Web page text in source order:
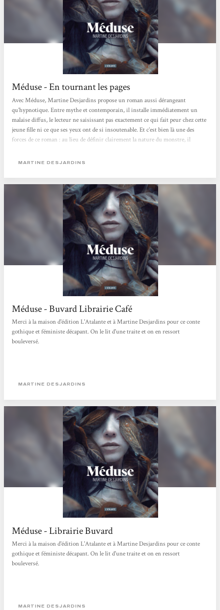
Méduse - En tournant les pages
Avec Méduse, Martine Desjardins propose un roman aussi dérangeant
qu’hypnotique. Entre mythe et contemporain, il installe immédiatement un
malaise diffus, le lecteur ne saisissant pas exactement ce qui fait peur chez cette
jeune fille ni ce que ses yeux ont de si insoutenable. Et c’est bien là une des
forces de ce roman : au lieu de définir clairement la nature du monstre, il
poisseuse, l’écriture nous enferme dans la peau de son personnage et dans la
MARTINE DESJARDINS
Méduse - Buvard Librairie Café
Merci à la maison d'édition L'Atalante et à Martine Desjardins pour ce conte
gothique et féministe décapant. On le lit d'une traite et on en ressort
bouleversé.
MARTINE DESJARDINS
Méduse - Librairie Buvard
Merci à la maison d'édition L'Atalante et à Martine Desjardins pour ce conte
gothique et féministe décapant. On le lit d'une traite et on en ressort
bouleversé.
MARTINE DESJARDINS